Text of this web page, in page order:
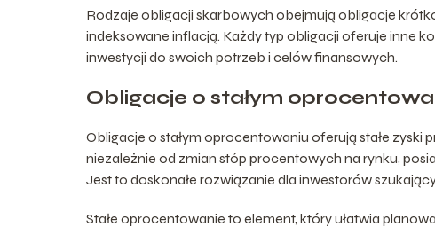
Rodzaje obligacji skarbowych obejmują obligacje
indeksowane inflacją. Każdy typ obligacji oferuje inne
inwestycji do swoich potrzeb i celów finansowych.
Obligacje o stałym
Obligacje o stałym oprocentowaniu oferują stałe zyski
niezależnie od zmian stóp procentowych na rynku,
Jest to doskonałe rozwiązanie dla inwestorów
Stałe oprocentowanie to element, który ułatwia